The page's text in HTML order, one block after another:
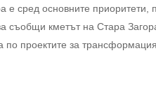
е сред основните
кметът на Стара
проектите за